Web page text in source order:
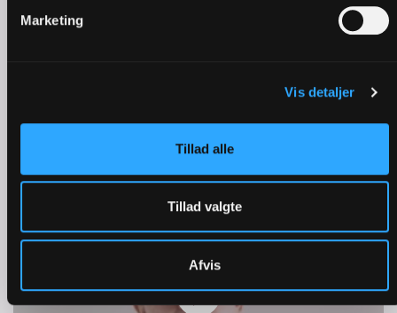
Marketing
Vis detaljer
Tillad alle
Tillad valgte
Afvis
Pinse | Derfor spiser vi fisk